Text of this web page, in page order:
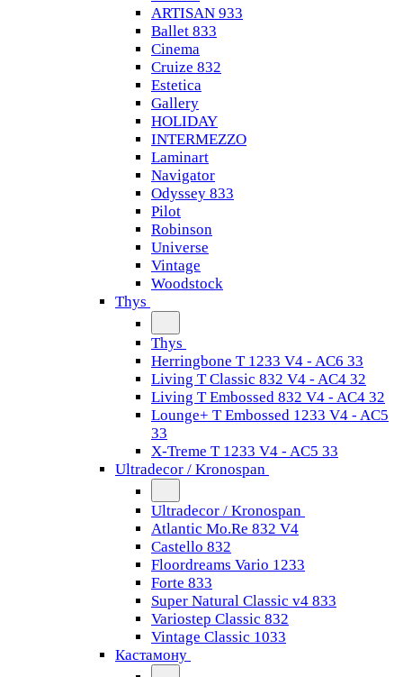
ARTISAN 933
Ballet 833
Cinema
Cruize 832
Estetica
Gallery
HOLIDAY
INTERMEZZO
Laminart
Navigator
Odyssey 833
Pilot
Robinson
Universe
Vintage
Woodstock
Thys
Thys
Herringbone T 1233 V4 - AC6 33
Living T Classic 832 V4 - AC4 32
Living T Embossed 832 V4 - AC4 32
Lounge+ T Embossed 1233 V4 - AC5
33
X-Treme T 1233 V4 - AC5 33
Ultradecor / Kronospan
Ultradecor / Kronospan
Atlantic Mo.Re 832 V4
Castello 832
Floordreams Vario 1233
Forte 833
Super Natural Classic v4 833
Variostep Classic 832
Vintage Classic 1033
Кастамону